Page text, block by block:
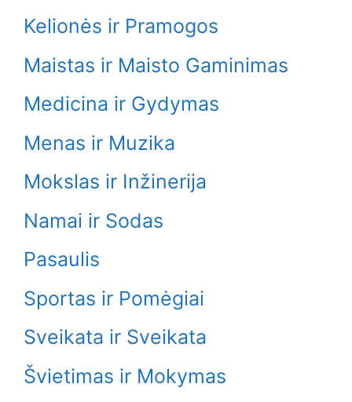
Kelionės ir Pramogos
Maistas ir Maisto Gaminimas
Medicina ir Gydymas
Menas ir Muzika
Mokslas ir Inžinerija
Namai ir Sodas
Pasaulis
Sportas ir Pomėgiai
Sveikata ir Sveikata
Švietimas ir Mokymas